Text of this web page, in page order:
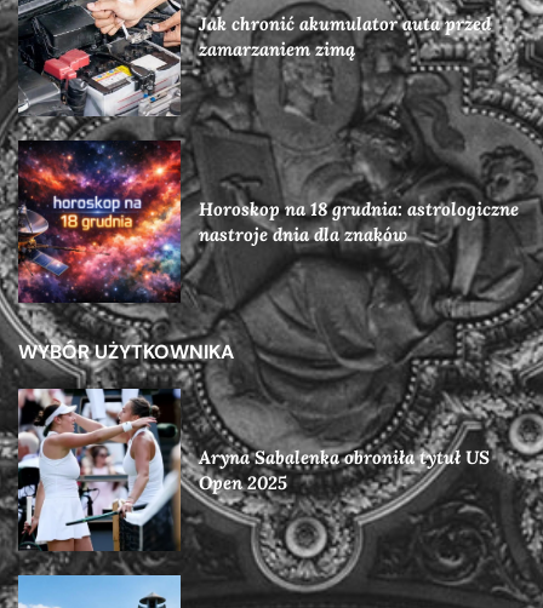
Jak chronić akumulator auta przed
zamarzaniem zimą
Horoskop na 18 grudnia: astrologiczne
nastroje dnia dla znaków
WYBÓR UŻYTKOWNIKA
Aryna Sabalenka obroniła tytuł US
Open 2025